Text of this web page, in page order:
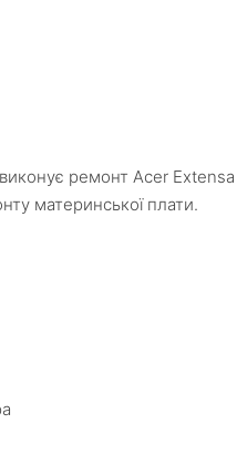
ремонт Acer Extensa
материнської плати.